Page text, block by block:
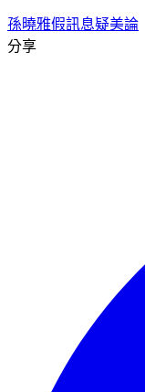
孫曉雅假訊息疑美論
分享